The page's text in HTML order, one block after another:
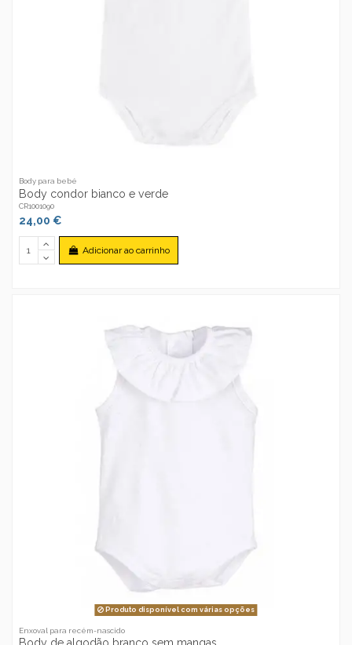
Body para bebé
Body condor bianco e verde
CR1001090
24,00 €
Adicionar ao carrinho
Produto disponível com várias opções
Enxoval para recém-nascido